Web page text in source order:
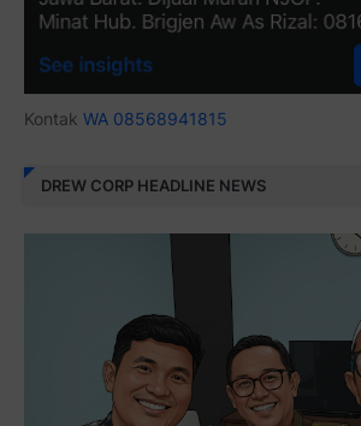
Kontak WA 08568941815
DREW CORP HEADLINE NEWS